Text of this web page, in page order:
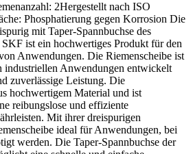
2Hergestellt nach ISO
Phosphatierung gegen Korrosion Die
mit Taper-Spannbuchse des
ist ein hochwertiges Produkt für den
Anwendungen. Die Riemenscheibe ist
industriellen Anwendungen entwickelt
zuverlässige Leistung. Die
hochwertigem Material und ist
reibungslose und effiziente
Mit ihrer dreispurigen
ideal für Anwendungen, bei
werden. Die Taper-Spannbuchse der